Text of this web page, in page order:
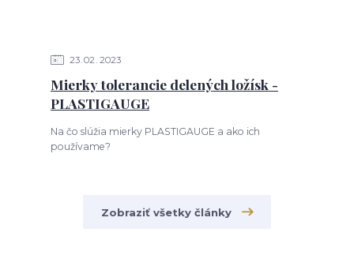
23 02 2023
Mierky tolerancie delených ložísk -
PLASTIGAUGE
Na čo slúžia mierky PLASTIGAUGE a ako ich
používame?
Zobraziť všetky články